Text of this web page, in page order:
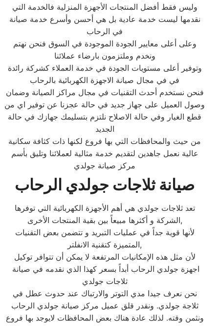
وليس فقط أفضل المنتجات الأجهزة المنزلية فالخدمة التي
نقدمها ليست خدمة عادية بل هي أحسن وأسرع خدمة صيانة
في الرحاب
وعلى أعلى معايير الجودة الموجودة في السوق فنحن نهتم
ونخدم وملتزمون بارضاء عملائنا
وتوفير أعلى مستويات الجودة في خدمة العملاء كشركة رائدة
في في مجال صيانة الاجهزة الكهربائية بالرحاب
فنحن نستخدم أحدث التقنيات في مجال مراكز الصيانة وضمان
وصول العميل على جهاز جديد في حالة عجزنا عن توفير اي من
قطع الغيار وفي حالة الاصلاح نلتزم بتسليمك جهازك في حالة
الجديد
من حيث والمحافظات التي بها فروع لكنها ذات كثافة سكانية
عالية نعمل جاهدين لتقديم خدمة مثالية لعملائنا وتليق بأسم
مركز صيانة جولدي
صيانة ثلاجات جولدي الرحاب
تعد ثلاجات جولدي هي أهم الأجهزة الكهربائية التي توفرها
الشركة و أكثرها مبيعاً بين بقية المنتجات الأخرى,
لأنها قوية جداً في عمليات التبريد و تتضمن بعض التقنيات
المتميزة كتقنية الانفلتر,
لأن مثل هذه الإمكانيات المرتفعة لا يمكن أن تتوافر توكيل
اجهزة جولدي الرحاب أبداً بسعر كهذا الذي نقدمه في صيانة
ثلاجات جولدي
نحن نعرف جيدا مدي التوتر والارتباك عند حدوث عطل في
ثلاجة جولدي. ونقدر قلق عميل مركز صيانة جولدي الرحاب
ونثمن وقته. لذلك عادة هناك بعض المحافظات لايوجد بها فروع